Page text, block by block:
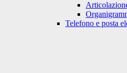
Telefono e posta